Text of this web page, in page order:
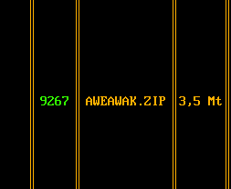
9267 AWEAWAK.ZIP 3,5 Mt